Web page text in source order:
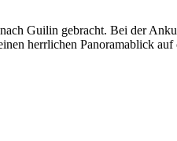
Guilin gebracht. Bei der
herrlichen Panoramablick